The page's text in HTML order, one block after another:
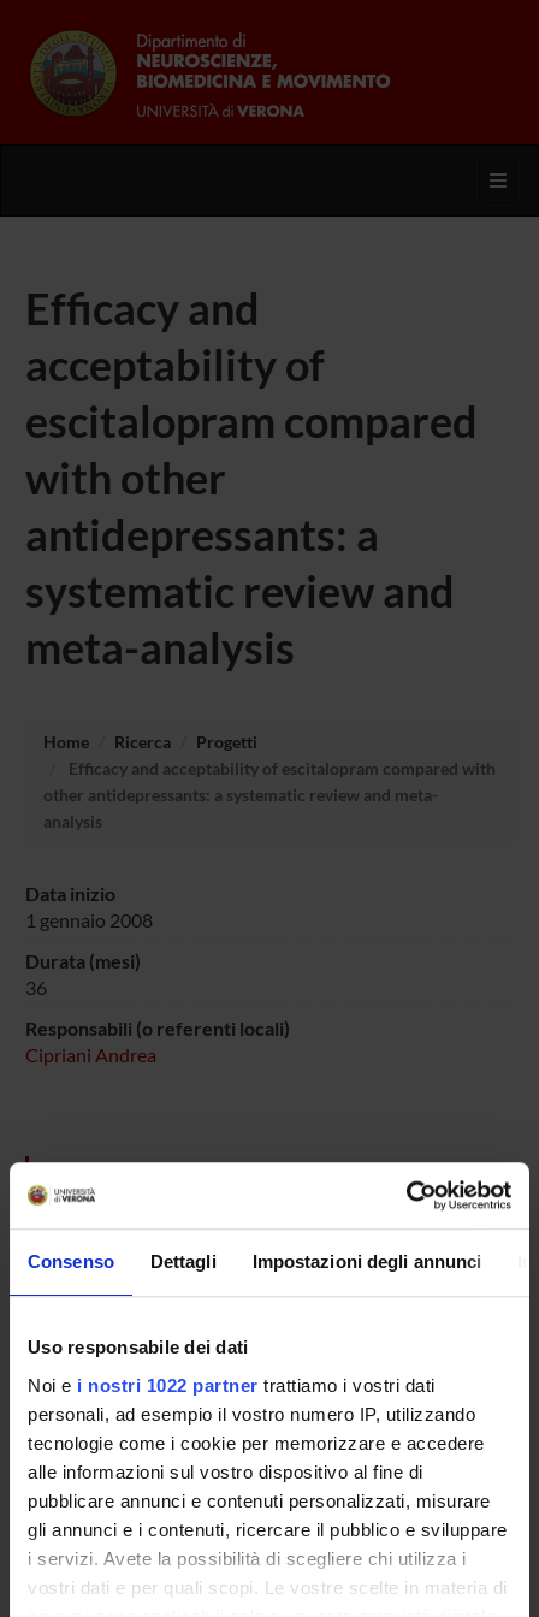
Consenso Dettagli Impostazioni degli annunci
Uso responsabile dei dati
Noi e i nostri 1022 partner trattiamo i vostri dati
personali, ad esempio il vostro numero IP, utilizzando
tecnologie come i cookie per memorizzare e accedere
alle informazioni sul vostro dispositivo al fine di
pubblicare annunci e contenuti personalizzati, misurare
gli annunci e i contenuti, ricercare il pubblico e sviluppare
i servizi. Avete la possibilità di scegliere chi utilizza i
vostri dati e per quali scopi. Le vostre scelte in materia di
Efficacy and
acceptability of
escitalopram compared
with other
antidepressants: a
systematic review and
meta-analysis
Home Ricerca
Progetti
Efficacy and acceptability of escitalopram compared with
other antidepressants: a systematic review and meta-
analysis
Data inizio
1 gennaio 2008
Durata (mesi)
36
Responsabili (o referenti locali)
Cipriani Andrea
Andrea Cipriani
Psychiatry
SEZIONI
Psichiatria